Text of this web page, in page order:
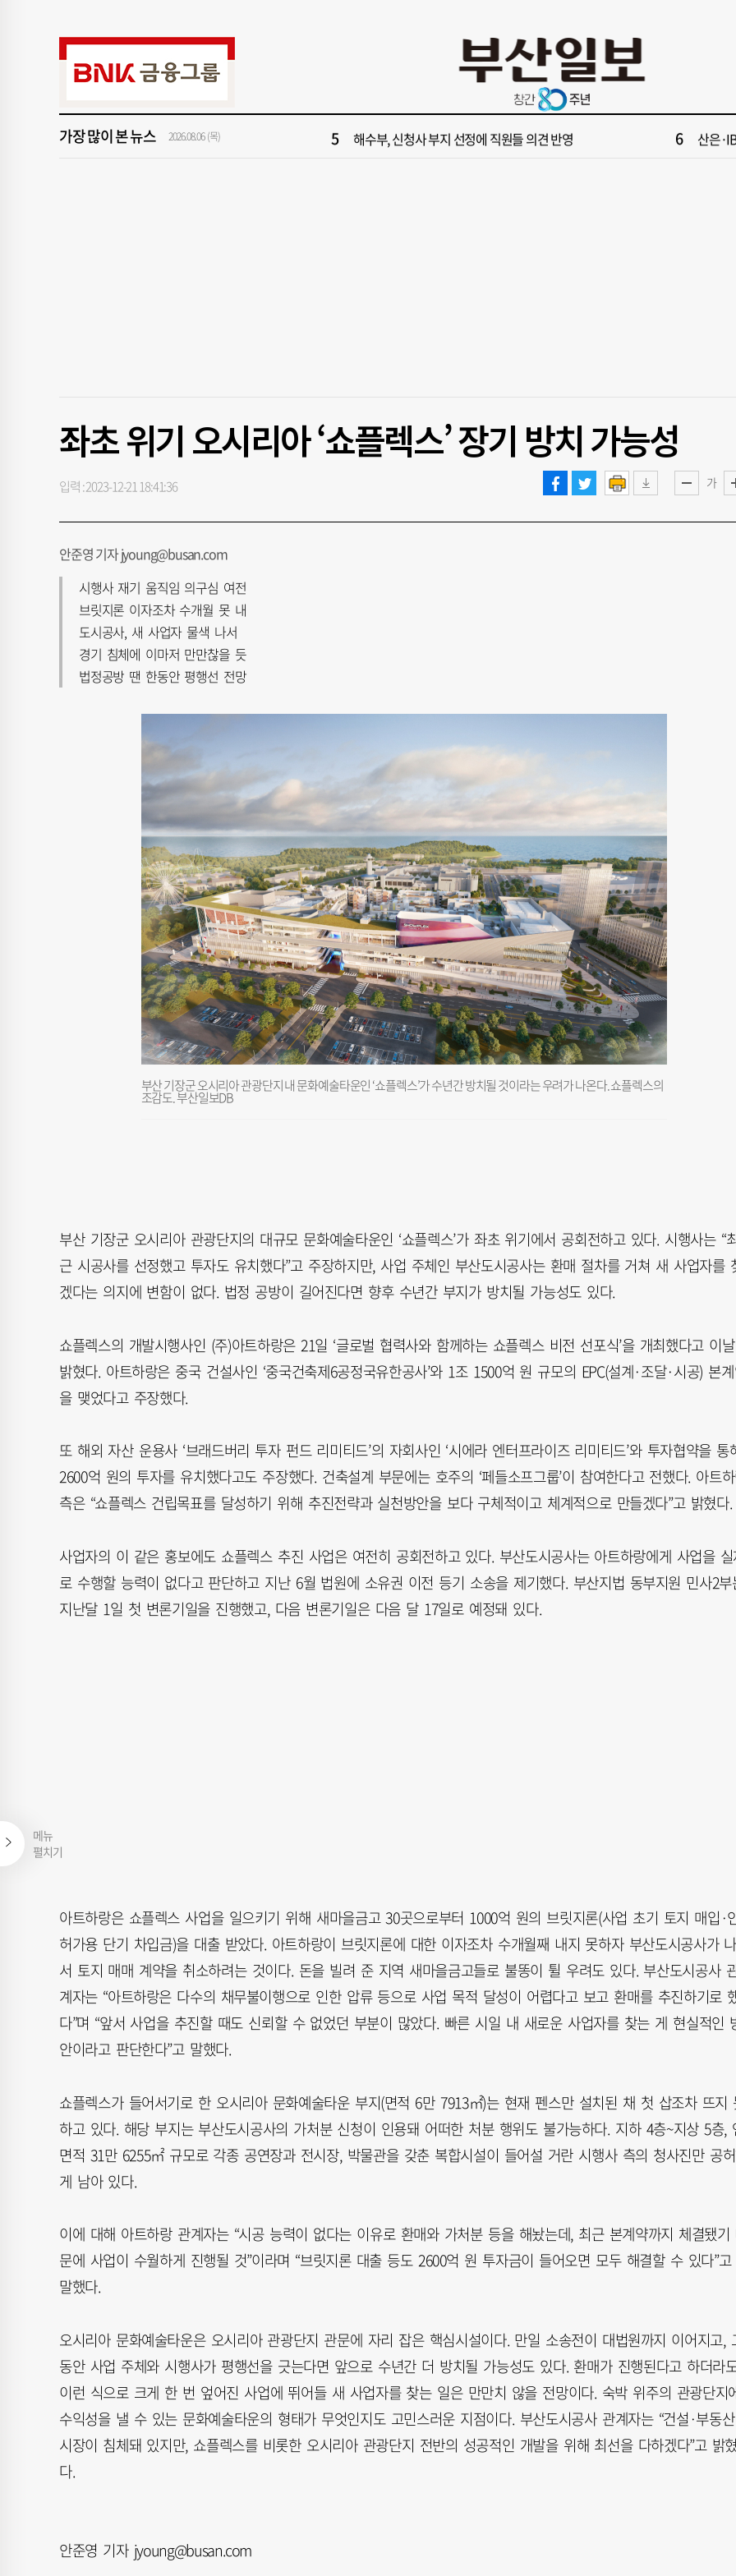
메뉴
펼치기
가장 많이 본 뉴스 2026.08.06 (목)
[부산일보 오늘의 운세] 8월 6일(음 6월 24일) [부산
“고맙다 동풍아” 부울경 극한 폭염 한풀 꺾여 [주목!
5 해수부, 신청사 부지 선정에 직원들 의견 반영 6 산은
좌초 위기 오시리아 ‘쇼플렉스’ 장기 방치 가능성
가
입력 : 2023-12-21 18:41:36
안준영 기자 jyoung@busan.com
시행사 재기 움직임 의구심 여전
브릿지론 이자조차 수개월 못 내
도시공사, 새 사업자 물색 나서
경기 침체에 이마저 만만찮을 듯
법정공방 땐 한동안 평행선 전망
부산 기장군 오시리아 관광단지 내 문화예술타운인 ‘쇼플렉스’가 수년간 방치될 것이라는 우려가 나온다. 쇼플렉스의
조감도. 부산일보DB
부산 기장군 오시리아 관광단지의 대규모 문화예술타운인 ‘쇼플렉스’가 좌초 위기에서 공회전하고 있다. 시행사는 “
근 시공사를 선정했고 투자도 유치했다”고 주장하지만, 사업 주체인 부산도시공사는 환매 절차를 거쳐 새 사업자를
겠다는 의지에 변함이 없다. 법정 공방이 길어진다면 향후 수년간 부지가 방치될 가능성도 있다.
쇼플렉스의 개발시행사인 (주)아트하랑은 21일 ‘글로벌 협력사와 함께하는 쇼플렉스 비전 선포식’을 개최했다고 이날
밝혔다. 아트하랑은 중국 건설사인 ‘중국건축제6공정국유한공사’와 1조 1500억 원 규모의 EPC(설계·조달·시공) 본
을 맺었다고 주장했다.
또 해외 자산 운용사 ‘브래드버리 투자 펀드 리미티드’의 자회사인 ‘시에라 엔터프라이즈 리미티드’와 투자협약을 통
2600억 원의 투자를 유치했다고도 주장했다. 건축설계 부문에는 호주의 ‘페들소프그룹’이 참여한다고 전했다. 아트
측은 “쇼플렉스 건립목표를 달성하기 위해 추진전략과 실천방안을 보다 구체적이고 체계적으로 만들겠다”고 밝혔다.
사업자의 이 같은 홍보에도 쇼플렉스 추진 사업은 여전히 공회전하고 있다. 부산도시공사는 아트하랑에게 사업을 실
로 수행할 능력이 없다고 판단하고 지난 6월 법원에 소유권 이전 등기 소송을 제기했다. 부산지법 동부지원 민사2부
지난달 1일 첫 변론기일을 진행했고, 다음 변론기일은 다음 달 17일로 예정돼 있다.
아트하랑은 쇼플렉스 사업을 일으키기 위해 새마을금고 30곳으로부터 1000억 원의 브릿지론(사업 초기 토지 매입·
허가용 단기 차입금)을 대출 받았다. 아트하랑이 브릿지론에 대한 이자조차 수개월째 내지 못하자 부산도시공사가 나
서 토지 매매 계약을 취소하려는 것이다. 돈을 빌려 준 지역 새마을금고들로 불똥이 튈 우려도 있다. 부산도시공사
계자는 “아트하랑은 다수의 채무불이행으로 인한 압류 등으로 사업 목적 달성이 어렵다고 보고 환매를 추진하기로
다”며 “앞서 사업을 추진할 때도 신뢰할 수 없었던 부분이 많았다. 빠른 시일 내 새로운 사업자를 찾는 게 현실적인
안이라고 판단한다”고 말했다.
쇼플렉스가 들어서기로 한 오시리아 문화예술타운 부지(면적 6만 7913㎡)는 현재 펜스만 설치된 채 첫 삽조차 뜨지
하고 있다. 해당 부지는 부산도시공사의 가처분 신청이 인용돼 어떠한 처분 행위도 불가능하다. 지하 4층~지상 5층,
면적 31만 6255㎡ 규모로 각종 공연장과 전시장, 박물관을 갖춘 복합시설이 들어설 거란 시행사 측의 청사진만 공
게 남아 있다.
이에 대해 아트하랑 관계자는 “시공 능력이 없다는 이유로 환매와 가처분 등을 해놨는데, 최근 본계약까지 체결됐기
문에 사업이 수월하게 진행될 것”이라며 “브릿지론 대출 등도 2600억 원 투자금이 들어오면 모두 해결할 수 있다”고
말했다.
오시리아 문화예술타운은 오시리아 관광단지 관문에 자리 잡은 핵심시설이다. 만일 소송전이 대법원까지 이어지고,
동안 사업 주체와 시행사가 평행선을 긋는다면 앞으로 수년간 더 방치될 가능성도 있다. 환매가 진행된다고 하더라
이런 식으로 크게 한 번 엎어진 사업에 뛰어들 새 사업자를 찾는 일은 만만치 않을 전망이다. 숙박 위주의 관광단지
수익성을 낼 수 있는 문화예술타운의 형태가 무엇인지도 고민스러운 지점이다. 부산도시공사 관계자는 “건설·부동산
시장이 침체돼 있지만, 쇼플렉스를 비롯한 오시리아 관광단지 전반의 성공적인 개발을 위해 최선을 다하겠다”고 밝혔
다.
안준영 기자 jyoung@busan.com